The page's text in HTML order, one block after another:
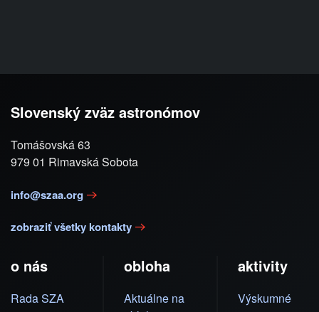
Slovenský zväz astronómov
Tomášovská 63
979 01 Rimavská Sobota
info@szaa.org
zobraziť všetky kontakty
o nás
Rada SZA
obloha
Aktuálne na
aktivity
Výskumné